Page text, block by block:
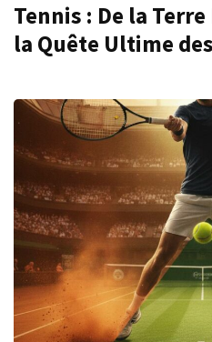
Tennis : De la
la Quête Ultime